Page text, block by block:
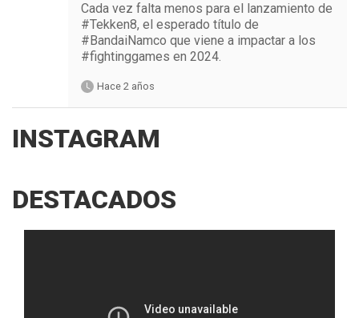
Cada vez falta menos para el lanzamiento de
#Tekken8, el esperado título de
#BandaiNamco que viene a impactar a los
#fightinggames en 2024.
Hace 2 años
INSTAGRAM
DESTACADOS